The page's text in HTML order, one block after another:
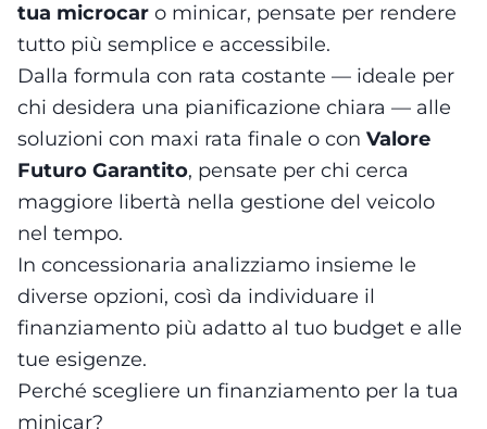
tua microcar o minicar, pensate per rendere
tutto più semplice e accessibile.
Dalla formula con rata costante — ideale per
chi desidera una pianificazione chiara — alle
soluzioni con maxi rata finale o con Valore
Futuro Garantito, pensate per chi cerca
maggiore libertà nella gestione del veicolo
nel tempo.
In concessionaria analizziamo insieme le
diverse opzioni, così da individuare il
finanziamento più adatto al tuo budget e alle
tue esigenze.
Perché scegliere un finanziamento per la tua
minicar?